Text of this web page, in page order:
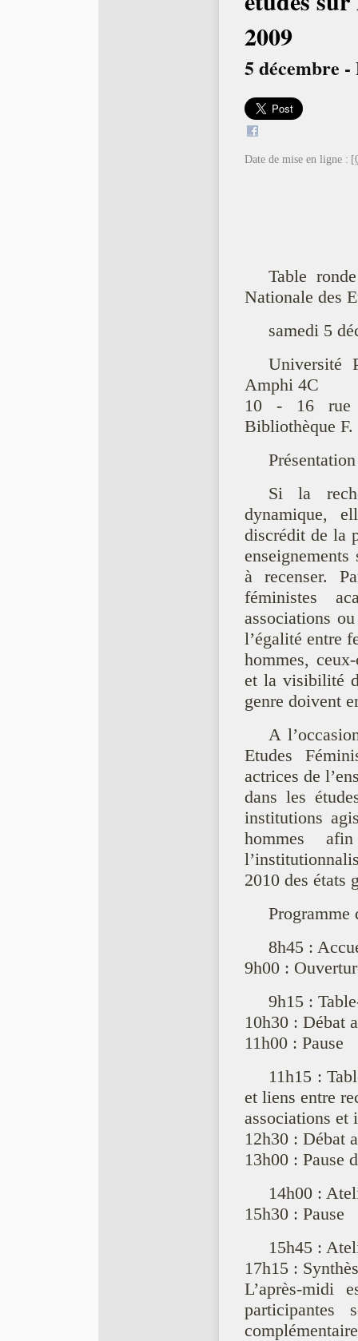
2009
5 décembre
Date de mise en ligne :
Table
Nationale des
samedi 5
Université
Amphi 4C
10 - 16 rue
Bibliothèque
Si la
dynamique,
discrédit de la
à recenser.
féministes
associations
l’égalité entre
hommes,
et la visibilité
genre doivent
A
Etudes
actrices de
dans les
institutions
hommes
2010 des états
Programme
8h45 :
9h00 :
9h15 :
10h30 : Débat
11h00 : Pause
11h15 :
et liens entre
associations et
12h30 : Débat
13h00 : Pause
14h00 :
15h30 : Pause
15h45 :
17h15 :
L’après-midi